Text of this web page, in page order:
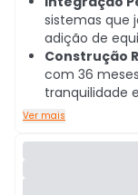
sistemas que
adição de
Construção
com 36
tranquilidade
Ver mais